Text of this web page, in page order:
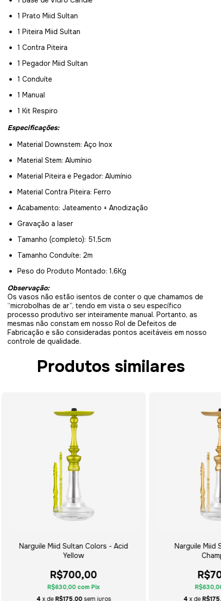
1 Prato Miid Sultan
1 Piteira Miid Sultan
1 Contra Piteira
1 Pegador Miid Sultan
1 Conduíte
1 Manual
1 Kit Respiro
Especificações:
Material Downstem: Aço Inox
Material Stem: Alumínio
Material Piteira e Pegador: Alumínio
Material Contra Piteira: Ferro
Acabamento: Jateamento + Anodização
Gravação a laser
Tamanho (completo): 51,5cm
Tamanho Conduíte: 2m
Peso do Produto Montado: 1,6Kg
Observação:
Os vasos não estão isentos de conter o que chamamos de
“microbolhas de ar”, tendo em vista o seu específico
processo produtivo ser inteiramente manual. Portanto, as
mesmas não constam em nosso Rol de Defeitos de
Fabricação e são consideradas pontos aceitáveis em nosso
controle de qualidade.
Produtos similares
Narguile Miid Sultan Colors - Acid
Yellow
R$700,00
R$630,00comPix
4 x deR$175,00 sem juros
Narguile Miid
4 x de